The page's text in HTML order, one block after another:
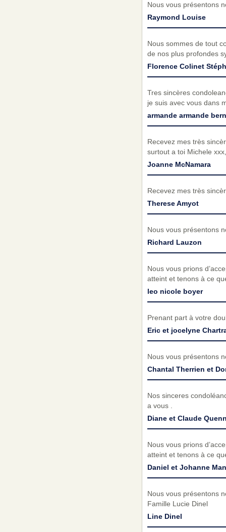
Nous vous présentons
Raymond Louise
Nous sommes de tout
de nos plus profondes
Florence Colinet
Tres sincères
je suis avec vous dans
armande armande
Recevez mes très
surtout a toi Michele
Joanne McNamara
Recevez mes très
Therese Amyot
Nous vous présentons
Richard Lauzon
Nous vous prions
atteint et tenons à ce
leo nicole boyer
Prenant part à votre
Eric et jocelyne
Nous vous présentons
Chantal Therrien et
Nos sinceres
a vous .
Diane et Claude
Nous vous prions
atteint et tenons à ce
Daniel et Johanne
Nous vous présentons
Famille Lucie Dinel
Line Dinel